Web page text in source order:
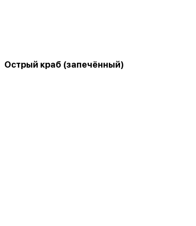
Острый краб (запечённый)